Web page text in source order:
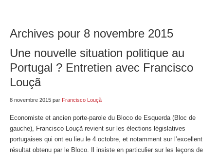
Archives pour 8 novembre 2015
Une nouvelle situation politique au
Portugal ? Entretien avec Francisco
Louçã
8 novembre 2015 par Francisco Louçã
Economiste et ancien porte-parole du Bloco de Esquerda (Bloc de
gauche), Francisco Louçã revient sur les élections législatives
portugaises qui ont eu lieu le 4 octobre, et notamment sur l’excellent
résultat obtenu par le Bloco. Il insiste en particulier sur les leçons de